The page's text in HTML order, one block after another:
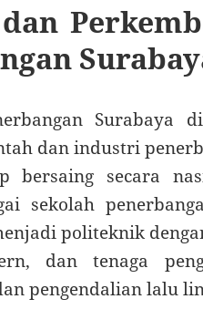
Surabaya
dan industri
bersaing secara
sekolah
politeknik
dan tenaga
pengendalian lalu